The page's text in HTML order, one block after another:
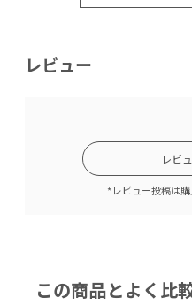
レビュー
レビ
*レビュー投稿は
この商品とよく比